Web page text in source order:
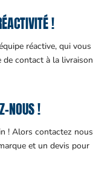
!
réactive, qui vous
contact à la livraison
NOUS !
! Alors contactez nous
et un devis pour